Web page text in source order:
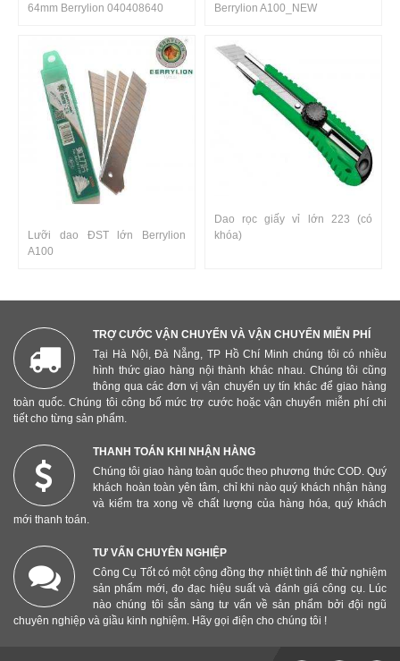
64mm Berrylion 040408640
Berrylion A100_NEW
Lưỡi dao ĐST lớn Berrylion
A100
Dao rọc giấy vỉ lớn 223 (có
khóa)
TRỢ CƯỚC VẬN CHUYỂN VÀ VẬN CHUYỂN MIỄN PHÍ
Tại Hà Nội, Đà Nẵng, TP Hồ Chí Minh chúng tôi có nhiều
hình thức giao hàng nội thành khác nhau. Chúng tôi cũng
thông qua các đơn vị vận chuyển uy tín khác để giao hàng
toàn quốc. Chúng tôi công bố mức trợ cước hoặc vận chuyển miễn phí chi
tiết cho từng sản phẩm.
THANH TOÁN KHI NHẬN HÀNG
Chúng tôi giao hàng toàn quốc theo phương thức COD. Quý
khách hoàn toàn yên tâm, chỉ khi nào quý khách nhận hàng
và kiểm tra xong về chất lượng của hàng hóa, quý khách
mới thanh toán.
TƯ VẤN CHUYÊN NGHIỆP
Công Cụ Tốt có một cộng đồng thợ nhiệt tình để thử nghiệm
sản phẩm mới, đo đạc hiệu suất và đánh giá công cụ. Lúc
nào chúng tôi sẵn sàng tư vấn về sản phẩm bởi đội ngũ
chuyên nghiệp và giầu kinh nghiệm. Hãy gọi điện cho chúng tôi !